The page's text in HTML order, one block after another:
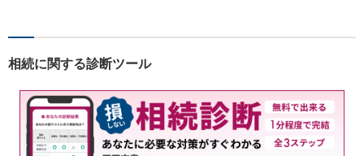
契約締結、契約トラブル、紛
係の実務経験多数。労働、知
財・情報、相続問題、刑事な
ども。
相続に関する診断ツール